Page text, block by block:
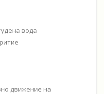
вода
движение на